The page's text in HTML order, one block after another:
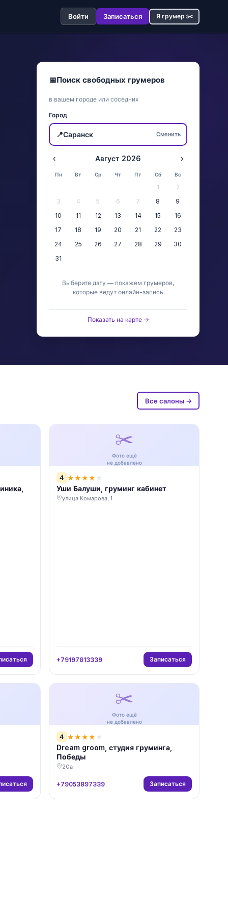
Войти Записаться Я грумер ✂️
📅Поиск свободных грумеров
в вашем городе или соседних
Город
📍Саранск Сменить
‹ Август 2026 ›
Пн Вт Ср Чт Пт Сб Вс
1
2
3
4 5 6 7 8
9
10
11 12 13 14 15
16
17
18 19 20 21 22
23
24
25 26 27 28 29
30
31
Выберите дату — покажем грумеров,
которые ведут онлайн-запись
Показать на карте →
Все салоны →
✂️
Фото ещё
не добавлено
4 ★★★★ ★
Уши Балуши, груминг кабинет
улица Комарова, 1
+79197813339 Записаться
✂️
Фото ещё
не добавлено
4 ★★★★ ★
Dream groom, студия груминга,
Победы
20а
+79053897339 Записаться